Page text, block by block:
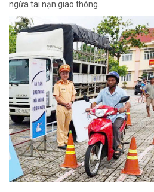
ngừa tai nạn giao thông.